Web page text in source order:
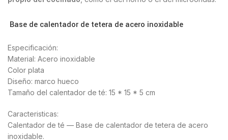
Base de calentador de tetera de acero inoxidable
Especificación:
Material: Acero inoxidable
Color plata
Diseño: marco hueco
Tamaño del calentador de té: 15 * 15 * 5 cm
Caracteristicas:
Calentador de té — Base de calentador de tetera de acero
inoxidable.